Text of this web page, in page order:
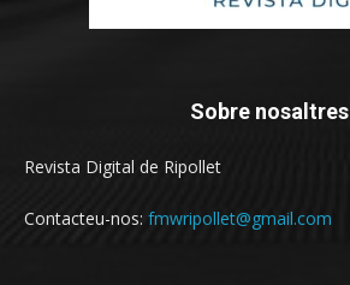
Sobre nosaltres
Revista Digital de Ripollet
Contacteu-nos: fmwripollet@gmail.com